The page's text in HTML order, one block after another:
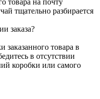
тщательно разбирается
заказа?
заказанного товара в
в отсутствии
коробки или самого